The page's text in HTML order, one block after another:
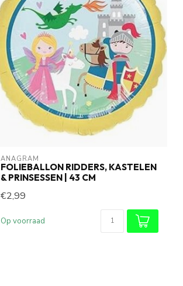
ANAGRAM
FOLIEBALLON RIDDERS, KASTELEN
& PRINSESSEN | 43 CM
€2,99
Op voorraad